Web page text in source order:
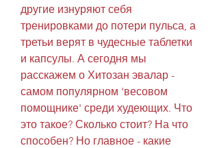
другие изнуряют себя
тренировками до потери пульса, а
третьи верят в чудесные таблетки
и капсулы. А сегодня мы
расскажем о Хитозан эвалар -
самом популярном 'весовом
помощнике' среди худеющих. Что
это такое? Сколько стоит? На что
способен? Но главное - какие